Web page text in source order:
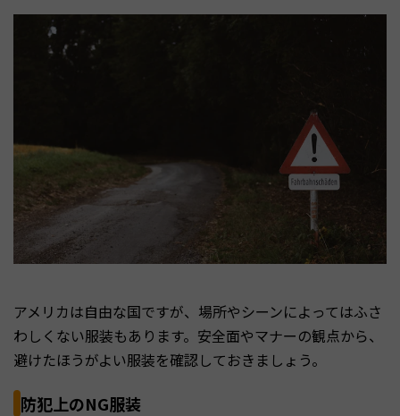
アメリカは自由な国ですが、場所やシーンによってはふさ
わしくない服装もあります。安全面やマナーの観点から、
避けたほうがよい服装を確認しておきましょう。
防犯上のNG服装